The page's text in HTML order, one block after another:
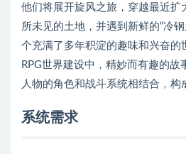
他们将展开旋风之旅，穿越最近扩
所未见的土地，并遇到新鲜的“冷
个充满了多年积淀的趣味和兴奋的
RPG世界建设中，精妙而有趣的故
人物的角色和战斗系统相结合，构
系统需求